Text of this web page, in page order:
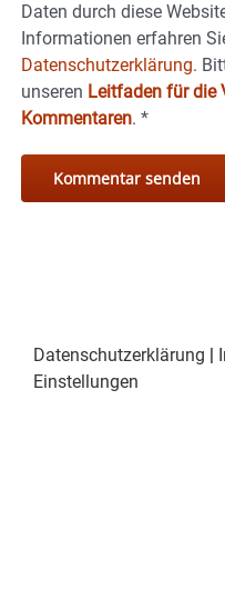
Daten durch diese
Informationen erfahren
Datenschutzerklärung.
unseren Leitfaden für die
Kommentaren. *
Datenschutzerklärung |
Einstellungen